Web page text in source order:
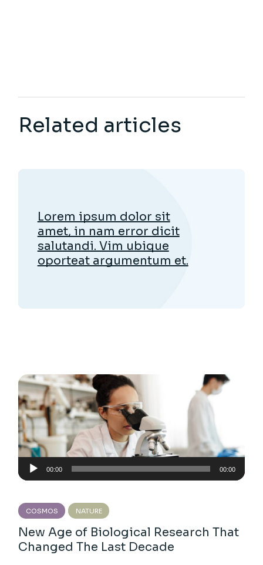
Related articles
Lorem ipsum dolor sit
amet, in nam error dicit
salutandi. Vim ubique
oporteat argumentum et.
Audio
Player
00:00 00:00
COSMOS NATURE
New Age of Biological Research That
Changed The Last Decade